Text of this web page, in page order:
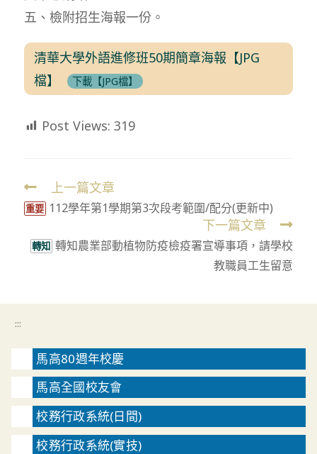
五、檢附招生海報一份。
清華大學外語進修班50期簡章海報【JPG
檔】
下載【JPG檔】
Post Views: 319
Read
more
上一篇文章
重要 112學年第1學期第3次段考範圍/配分(更新中)
下一篇文章
轉知 轉知農業部動植物防疫檢疫署宣導事項，請學校
教職員工生留意
:::
馬高80週年校慶
馬高全國校友會
校務行政系統(日間)
校務行政系統(實技)